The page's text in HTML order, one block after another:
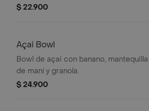
feta.
$ 22.900
Açai Bowl
Bowl de açai con banano, mantequilla
de maní y granola.
$ 24.900